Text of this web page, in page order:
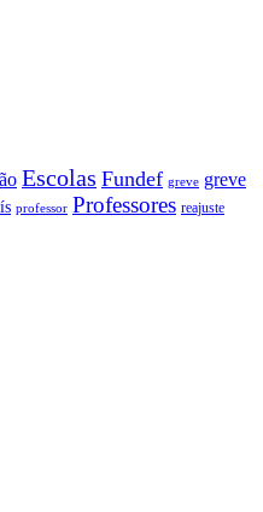
Escolas Fundef greve greve
professor Professores reajuste